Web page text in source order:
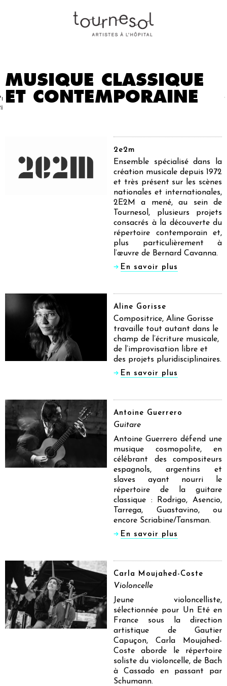
Nos
Partenaires
Nous
Presse Contact
MUSIQUE CLASSIQUE
ET CONTEMPORAINE
2e2m
Ensemble spécialisé dans la
création musicale depuis 1972
et très présent sur les scènes
nationales et internationales,
2E2M a mené, au sein de
Tournesol, plusieurs projets
consacrés à la découverte du
répertoire contemporain et,
plus particulièrement à
l’œuvre de Bernard Cavanna.
En savoir plus
Aline Gorisse
Compositrice, Aline Gorisse
travaille tout autant dans le
champ de l’écriture musicale,
de l’improvisation libre et
des projets pluridisciplinaires.
En savoir plus
Antoine Guerrero
Guitare
Antoine Guerrero défend une
musique cosmopolite, en
célébrant des compositeurs
espagnols, argentins et
slaves ayant nourri le
répertoire de la guitare
classique : Rodrigo, Asencio,
Tarrega, Guastavino, ou
encore Scriabine/Tansman.
En savoir plus
Carla Moujahed-Coste
Violoncelle
Jeune violoncelliste,
sélectionnée pour Un Eté en
France sous la direction
artistique de Gautier
Capuçon, Carla Moujahed-
Coste aborde le répertoire
soliste du violoncelle, de Bach
à Cassado en passant par
Schumann.